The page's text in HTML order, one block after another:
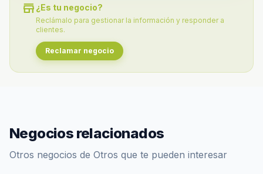
store ¿Es tu negocio?
Reclámalo para gestionar la información y responder a
clientes.
Reclamar negocio
Negocios relacionados
Otros negocios de Otros que te pueden interesar